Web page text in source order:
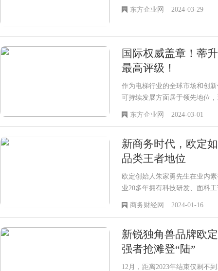
城市中心区客流压力，提升环
东方企业网 2024-03-29
国际权威盖章！蒂
最高评级！
作为电梯行业的全球市场和创
可持续发展方面居于领先地位
动来推进气候保护和环境管理
为数不多获得最高评级的企业。
东方企业网 2024-03-01
新商务时代，欧定
品类王者地位
欧定创始人朱家勇先生在业内
业20多年拥有科技研发、面料
全价值链专业经验。
商务财经网 2024-01-16
新锐独角兽品牌欧
强者抢滩登“陆”
12月，距离2023年结束仅剩不